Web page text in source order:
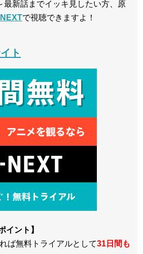
最新話までイッキ見したい方、原
で視聴できますよ！
ト
イント】
ば無料トライアルとして31日間も